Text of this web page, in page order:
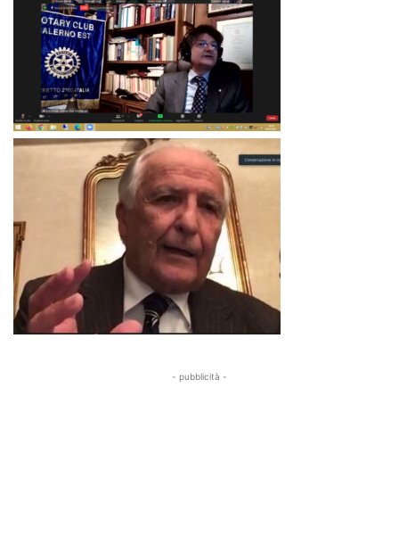
- pubblicità -